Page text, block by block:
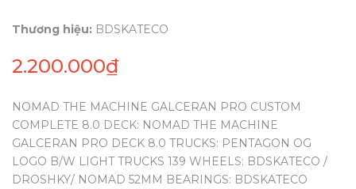
Thương hiệu: BDSKATECO
2.200.000₫
NOMAD THE MACHINE GALCERAN PRO CUSTOM
COMPLETE 8.0 DECK: NOMAD THE MACHINE
GALCERAN PRO DECK 8.0 TRUCKS: PENTAGON OG
LOGO B/W LIGHT TRUCKS 139 WHEELS: BDSKATECO /
DROSHKY/ NOMAD 52MM BEARINGS: BDSKATECO